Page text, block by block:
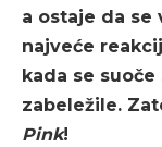
a ostaje da
najveće
kada se
zabeležile.
Pink!